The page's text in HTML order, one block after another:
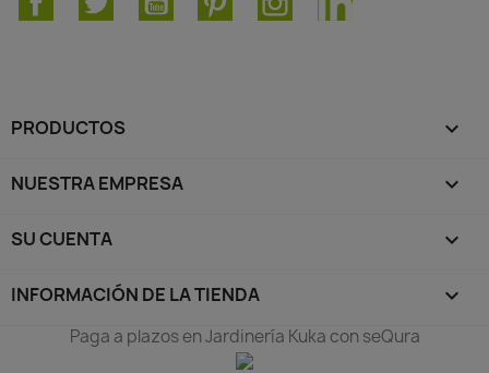
PRODUCTOS 
NUESTRA EMPRESA 
SU CUENTA 
INFORMACIÓN DE LA TIENDA keyboard_arrow_down
Paga a plazos en Jardinería Kuka con seQura